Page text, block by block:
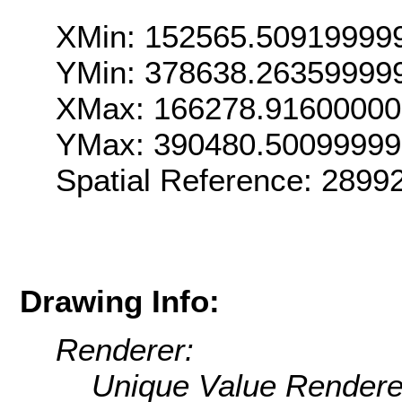
XMin:
YMin:
XMax:
YMax:
Spatial Reference:
Drawing Info:
Renderer:
Unique Value